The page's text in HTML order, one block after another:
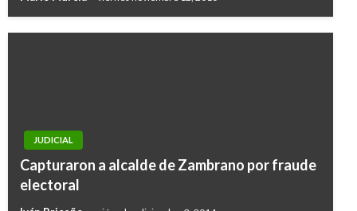
JUDICIAL
Capturaron a alcalde de Zambrano por fraude
electoral
Exfilcal Moreno y abogado Pinilla aceptan